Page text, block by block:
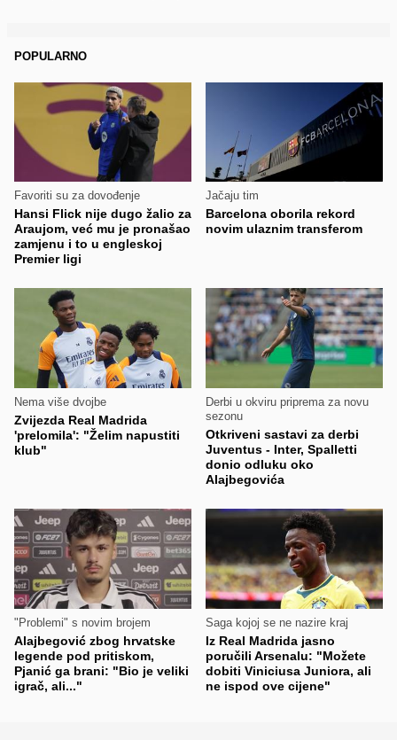
POPULARNO
Favoriti su za dovođenje
Hansi Flick nije dugo žalio za
Araujom, već mu je pronašao
zamjenu i to u engleskoj
Premier ligi
Jačaju tim
Barcelona oborila rekord
novim ulaznim transferom
Nema više dvojbe
Zvijezda Real Madrida
'prelomila': "Želim napustiti
klub"
Derbi u okviru priprema za novu
sezonu
Otkriveni sastavi za derbi
Juventus - Inter, Spalletti
donio odluku oko
Alajbegovića
"Problemi" s novim brojem
Alajbegović zbog hrvatske
legende pod pritiskom,
Pjanić ga brani: "Bio je veliki
igrač, ali..."
Saga kojoj se ne nazire kraj
Iz Real Madrida jasno
poručili Arsenalu: "Možete
dobiti Viniciusa Juniora, ali
ne ispod ove cijene"